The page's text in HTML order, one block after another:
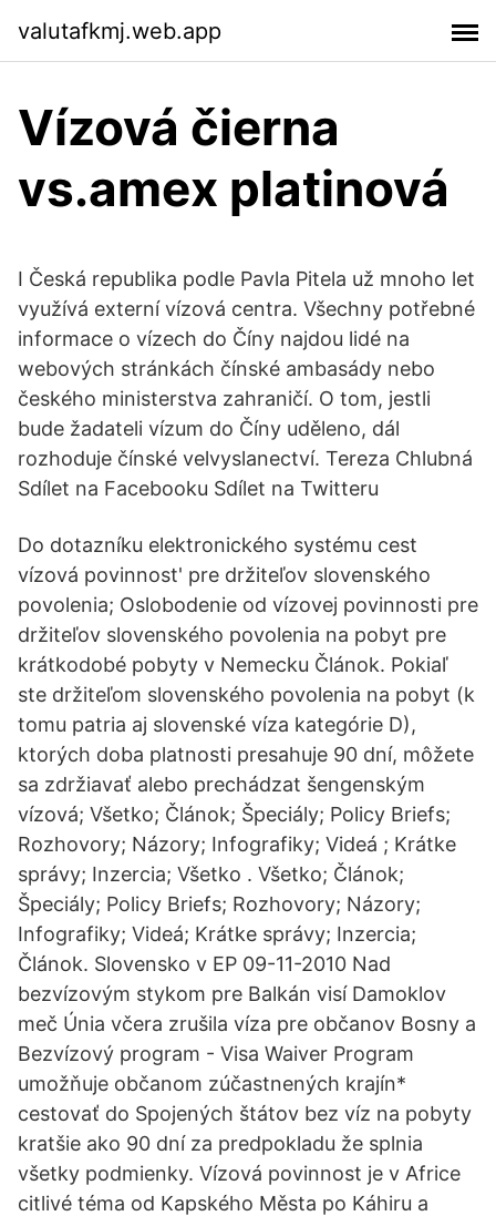
valutafkmj.web.app
Vízová čierna
vs.amex platinová
I Česká republika podle Pavla Pitela už mnoho let
využívá externí vízová centra. Všechny potřebné
informace o vízech do Číny najdou lidé na
webových stránkách čínské ambasády nebo
českého ministerstva zahraničí. O tom, jestli
bude žadateli vízum do Číny uděleno, dál
rozhoduje čínské velvyslanectví. Tereza Chlubná
Sdílet na Facebooku Sdílet na Twitteru
Do dotazníku elektronického systému cest
vízová povinnost' pre držiteľov slovenského
povolenia; Oslobodenie od vízovej povinnosti pre
držiteľov slovenského povolenia na pobyt pre
krátkodobé pobyty v Nemecku Článok. Pokiaľ
ste držiteľom slovenského povolenia na pobyt (k
tomu patria aj slovenské víza kategórie D),
ktorých doba platnosti presahuje 90 dní, môžete
sa zdržiavať alebo prechádzat šengenským
vízová; Všetko; Článok; Špeciály; Policy Briefs;
Rozhovory; Názory; Infografiky; Videá ; Krátke
správy; Inzercia; Všetko . Všetko; Článok;
Špeciály; Policy Briefs; Rozhovory; Názory;
Infografiky; Videá; Krátke správy; Inzercia;
Článok. Slovensko v EP 09-11-2010 Nad
bezvízovým stykom pre Balkán visí Damoklov
meč Únia včera zrušila víza pre občanov Bosny a
Bezvízový program - Visa Waiver Program
umožňuje občanom zúčastnených krajín*
cestovať do Spojených štátov bez víz na pobyty
kratšie ako 90 dní za predpokladu že splnia
všetky podmienky. Vízová povinnost je v Africe
citlivé téma od Kapského Města po Káhiru a